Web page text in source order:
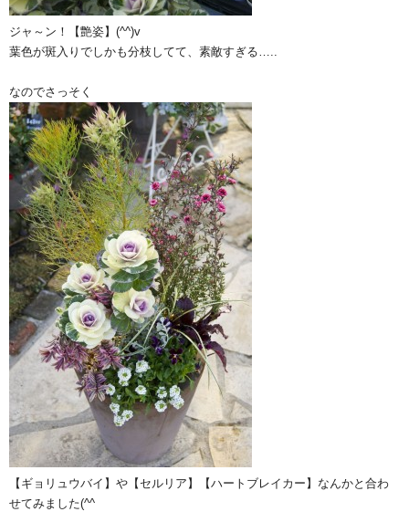
ジャ～ン！【艶姿】(^^)v
葉色が斑入りでしかも分枝してて、素敵すぎる…..
なのでさっそく
【ギョリュウバイ】や【セルリア】【ハートブレイカー】なんかと合わ
せてみました(^^ゞ